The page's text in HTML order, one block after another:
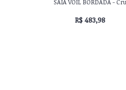
SAIA VOIL BORDADA - Cru
R$ 483,98